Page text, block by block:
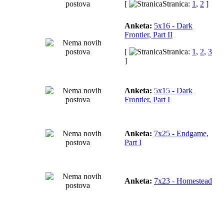
[ Stranica: 1 , 2 ]
Anketa: 5x16 - Dark
Frontier, Part II
[
Stranica: 1 , 2, 3
]
Anketa: 5x15 - Dark
Frontier, Part I
Anketa: 7x25 - Endgame,
Part I
Anketa: 7x23 - Homestead